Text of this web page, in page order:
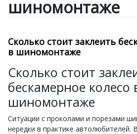
шиномонтаже
Сколько стоит заклеить
в шиномонтаже
Сколько стоит
бескамерное колесо
шиномонтаже
Ситуации с проколами и порезами
нередки в практике автолюбителей.